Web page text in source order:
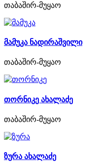
თაბაშირ-მუყაო
მამუკა ნადირაშვილი
თაბაშირ-მუყაო
თორნიკე ახალაძე
თაბაშირ-მუყაო
ზურა ახალაძე